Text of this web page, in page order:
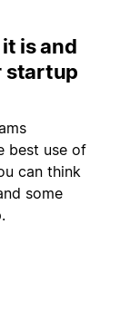
is and
startup
best use of
can think
some